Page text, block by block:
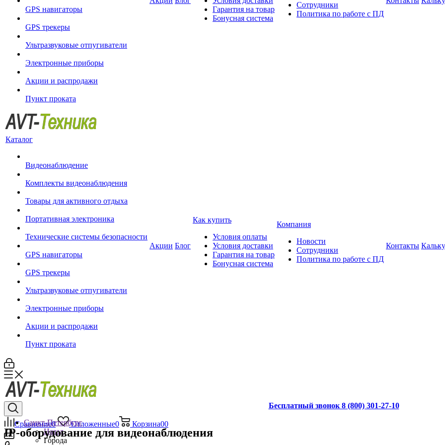
GPS навигаторы
GPS трекеры
Ультразвуковые отпугиватели
Электронные приборы
Акции и распродажи
Пункт проката
Гарантия на товар
Бонусная система
Сотрудники
Политика по работе с ПД
Каталог
Видеонаблюдение
Комплекты видеонаблюдения
Товары для активного отдыха
Портативная электроника
Технические системы безопасности
GPS навигаторы
GPS трекеры
Ультразвуковые отпугиватели
Электронные приборы
Акции и распродажи
Пункт проката
Акции Блог
Как купить
Условия оплаты
Условия доставки
Гарантия на товар
Бонусная система
Компания
Новости
Сотрудники
Политика по работе с ПД
Контакты
Сравнение0 Отложенные0 Корзина00
Бесплатный звонок 8 (800) 301-27-10
Санкт-Петербург
Назад
Города
IP-оборудование для видеонаблюдения